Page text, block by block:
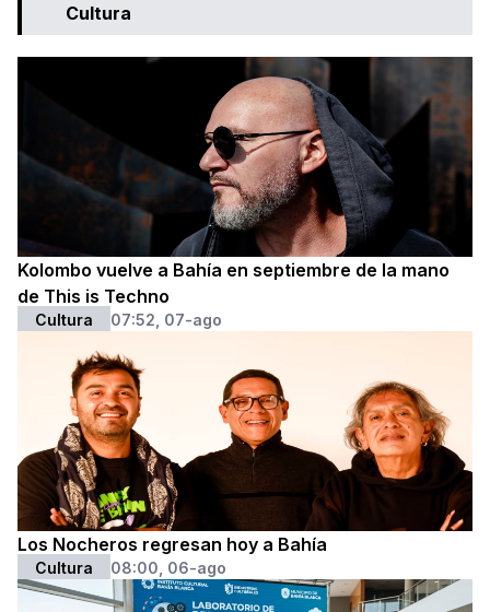
Cultura
Kolombo vuelve a Bahía en septiembre de la mano
de This is Techno
Cultura 07:52, 07-ago
Los Nocheros regresan hoy a Bahía
Cultura 08:00, 06-ago